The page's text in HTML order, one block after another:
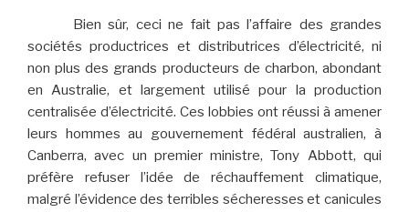
Bien sûr, ceci ne fait pas l’affaire des grandes
sociétés productrices et distributrices d’électricité, ni
non plus des grands producteurs de charbon, abondant
en Australie, et largement utilisé pour la production
centralisée d’électricité. Ces lobbies ont réussi à amener
leurs hommes au gouvernement fédéral australien, à
Canberra, avec un premier ministre, Tony Abbott, qui
préfère refuser l’idée de réchauffement climatique,
malgré l’évidence des terribles sécheresses et canicules